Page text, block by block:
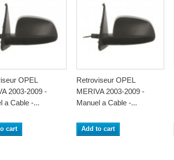
OPEL
2003-2009 -
a Cable -...
cart
Retroviseur OPEL
MERIVA 2003-2009 -
Manuel a Cable -...
Add to cart